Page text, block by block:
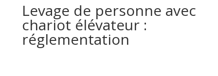
Levage de personne avec
chariot élévateur :
réglementation